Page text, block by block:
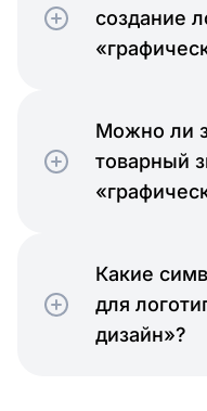
создание
Можно ли
товарный
Какие
для
дизайн»?